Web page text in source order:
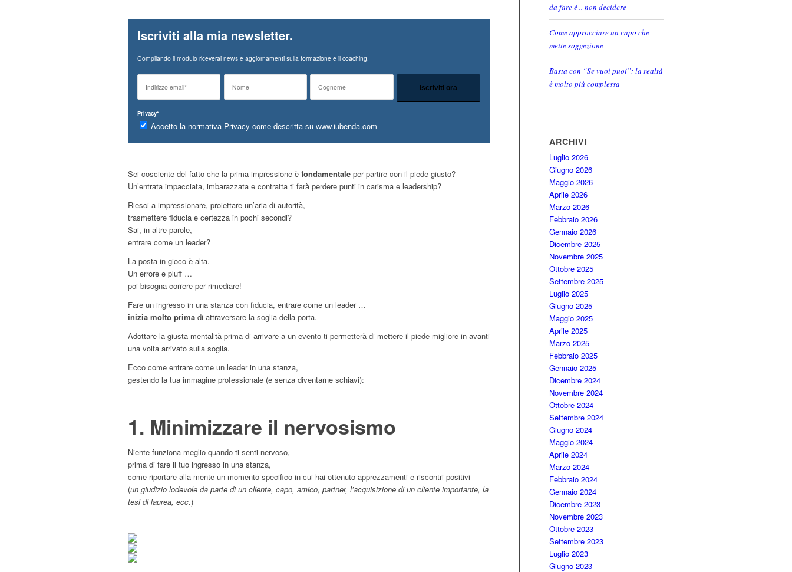
Iscriviti alla mia newsletter.
Compilando il modulo riceverai news e aggiornamenti sulla formazione e il coaching.
Privacy*
Accetto la normativa Privacy come descritta su www.iubenda.com
Sei cosciente del fatto che la prima impressione è fondamentale per partire con il piede giusto?
Un’entrata impacciata, imbarazzata e contratta ti farà perdere punti in carisma e leadership?
Riesci a impressionare, proiettare un’aria di autorità,
trasmettere fiducia e certezza in pochi secondi?
Sai, in altre parole,
entrare come un leader?
La posta in gioco è alta.
Un errore e pluff …
poi bisogna correre per rimediare!
Fare un ingresso in una stanza con fiducia, entrare come un leader …
inizia molto prima di attraversare la soglia della porta.
Adottare la giusta mentalità prima di arrivare a un evento ti permetterà di mettere il piede migliore in avanti
una volta arrivato sulla soglia.
Ecco come entrare come un leader in una stanza,
gestendo la tua immagine professionale (e senza diventarne schiavi):
1. Minimizzare il nervosismo
Niente funziona meglio quando ti senti nervoso,
prima di fare il tuo ingresso in una stanza,
come riportare alla mente un momento specifico in cui hai ottenuto apprezzamenti e riscontri positivi
(un giudizio lodevole da parte di un cliente, capo, amico, partner, l’acquisizione di un cliente importante, la
tesi di laurea, ecc.)
da fare è .. non decidere
Come approcciare un capo che
mette soggezione
Basta con “Se vuoi puoi”: la realtà
è molto più complessa
ARCHIVI
Luglio 2026
Giugno 2026
Maggio 2026
Aprile 2026
Marzo 2026
Febbraio 2026
Gennaio 2026
Dicembre 2025
Novembre 2025
Ottobre 2025
Settembre 2025
Luglio 2025
Giugno 2025
Maggio 2025
Aprile 2025
Marzo 2025
Febbraio 2025
Gennaio 2025
Dicembre 2024
Novembre 2024
Ottobre 2024
Settembre 2024
Giugno 2024
Maggio 2024
Aprile 2024
Marzo 2024
Febbraio 2024
Gennaio 2024
Dicembre 2023
Novembre 2023
Ottobre 2023
Settembre 2023
Luglio 2023
Giugno 2023